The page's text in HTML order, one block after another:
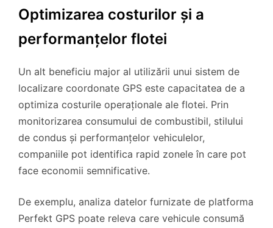
Optimizarea costurilor și a
performanțelor flotei
Un alt beneficiu major al utilizării unui sistem de
localizare coordonate GPS este capacitatea de a
optimiza costurile operaționale ale flotei. Prin
monitorizarea consumului de combustibil, stilului
de condus și performanțelor vehiculelor,
companiile pot identifica rapid zonele în care pot
face economii semnificative.
De exemplu, analiza datelor furnizate de platforma
Perfekt GPS poate releva care vehicule consumă